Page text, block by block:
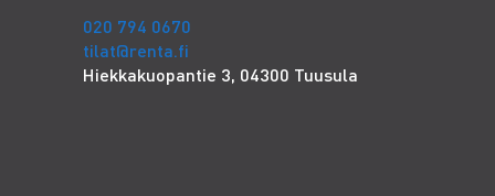
020 794 0670
tilat@renta.fi
Hiekkakuopantie 3, 04300 Tuusula